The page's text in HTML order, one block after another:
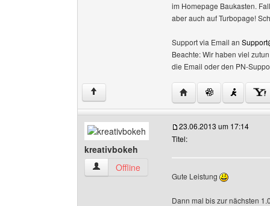
im Homepage Baukasten.
aber auch auf Turbopage!
Support via Email an
Beachte: Wir haben viel
die Email oder den PN-
↑ Website dieses
kreativbokeh
kreativbokeh Benutzer-Profile anzeigen
Offline
23.06.2013 um 17:14
Titel:
Gute Leistung
Dann mal bis zur nächsten